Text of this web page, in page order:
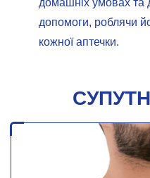
домашніх умовах та
допомоги, роблячи
кожної аптечки.